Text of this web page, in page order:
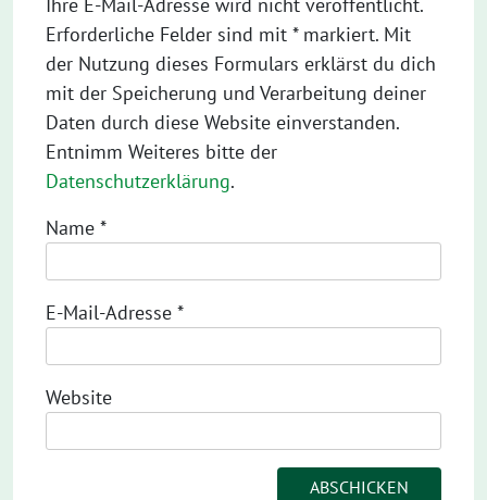
Erforderliche Felder sind mit * markiert. Mit
der Nutzung dieses Formulars erklärst du dich
mit der Speicherung und Verarbeitung deiner
Daten durch diese Website einverstanden.
Entnimm Weiteres bitte der
Datenschutzerklärung.
Name *
E-Mail-Adresse *
Website